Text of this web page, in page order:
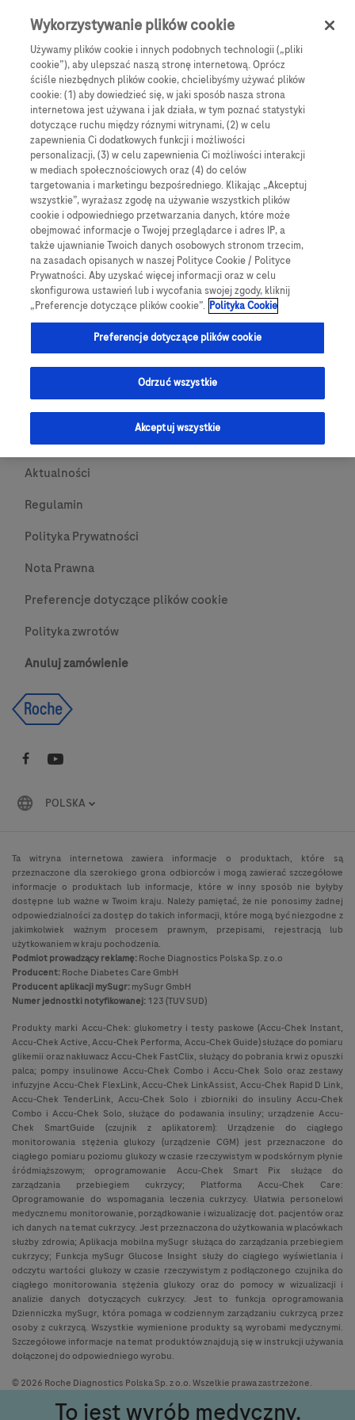
Skip to main content Menu
Products Articles
We are sorry, but no results were found for:
Globalne Strony Internetowe
Global Roche
Platforma Accu-Chek Care
Global Roche Diabetologia
Wszystkie lokalizacje
Skontaktuj się z nami
O nas
Aktualności
Regulamin
Polityka Prywatności
Nota Prawna
Preferencje dotyczące plików cookie
Polityka zwrotów
Anuluj zamówienie
POLSKA
Ta witryna internetowa zawiera informacje o produktach, które są
przeznaczone dla szerokiego grona odbiorców i mogą zawierać szczegółowe
informacje o produktach lub informacje, które w inny sposób nie byłyby
dostępne lub ważne w Twoim kraju. Należy pamiętać, że nie ponosimy żadnej
odpowiedzialności za dostęp do takich informacji, które mogą być niezgodne z
jakimkolwiek ważnym procesem prawnym, przepisami, rejestracją lub
użytkowaniem w kraju pochodzenia.
Podmiot prowadzący reklamę:Roche Diagnostics Polska Sp. z o.o
Producent:Roche Diabetes Care GmbH
Producent aplikacji mySugr:mySugr GmbH
Numer jednostki notyfikowanej:123 (TUV SUD)
Produkty marki Accu-Chek: glukometry i testy paskowe (Accu-Chek Instant,
Accu-Chek Active, Accu-Chek Performa, Accu-Chek Guide) służące do pomiaru
glikemii oraz nakłuwacz Accu-Chek FastClix, służący do pobrania krwi z opuszki
palca; pompy insulinowe Accu-Chek Combo i Accu-Chek Solo oraz zestawy
infuzyjne Accu-Chek FlexLink, Accu-Chek LinkAssist, Accu-Chek Rapid D Link,
Accu-Chek TenderLink, Accu-Chek Solo i zbiorniki do insuliny Accu-Chek
Combo i Accu-Chek Solo, służące do podawania insuliny; urządzenie Accu-
Chek SmartGuide (czujnik z aplikatorem): Urządzenie do ciągłego
monitorowania stężenia glukozy (urządzenie CGM) jest przeznaczone do
ciągłego pomiaru poziomu glukozy w czasie rzeczywistym w podskórnym płynie
śródmiąższowym; oprogramowanie Accu-Chek Smart Pix służące do
zarządzania przebiegiem cukrzycy; Platforma Accu-Chek Care:
Oprogramowanie do wspomagania leczenia cukrzycy. Ułatwia personelowi
medycznemu monitorowanie, porządkowanie i wizualizację dot. pacjentów oraz
ich danych na temat cukrzycy. Jest przeznaczona do użytkowania w placówkach
służby zdrowia; Aplikacja mobilna mySugr służąca do zarządzania przebiegiem
cukrzycy; Funkcja mySugr Glucose Insight służy do ciągłego wyświetlania i
odczytu wartości glukozy w czasie rzeczywistym z podłączonego czujnika do
ciągłego monitorowania stężenia glukozy oraz do pomocy w wizualizacji i
analizie danych dotyczących cukrzycy. Jest to funkcja oprogramowania
Dzienniczka mySugr, która pomaga w codziennym zarządzaniu cukrzycą przez
osoby z cukrzycą. Wszystkie wymienione produkty są wyrobami medycznymi.
Szczegółowe informacje na temat produktów znajdują się w instrukcji używania
dołączonej do odpowiedniego wyrobu.
© 2026 Roche Diagnostics Polska Sp. z o.o. Wszelkie prawa zastrzeżone.
To jest wyrób medyczny.
Wykorzystywanie plików cookie
Używamy plików cookie i innych podobnych technologii („pliki
cookie”), aby ulepszać naszą stronę internetową. Oprócz
ściśle niezbędnych plików cookie, chcielibyśmy używać plików
cookie: (1) aby dowiedzieć się, w jaki sposób nasza strona
internetowa jest używana i jak działa, w tym poznać statystyki
dotyczące ruchu między róznymi witrynami, (2) w celu
zapewnienia Ci dodatkowych funkcji i możliwości
personalizacji, (3) w celu zapewnienia Ci możliwości interakcji
w mediach społecznościowych oraz (4) do celów
targetowania i marketingu bezpośredniego. Klikając „Akceptuj
wszystkie”, wyrażasz zgodę na używanie wszystkich plików
cookie i odpowiedniego przetwarzania danych, które może
obejmować informacje o Twojej przeglądarce i adres IP, a
także ujawnianie Twoich danych osobowych stronom trzecim,
na zasadach opisanych w naszej Polityce Cookie / Polityce
Prywatności. Aby uzyskać więcej informacji oraz w celu
skonfigurowa ustawień lub i wycofania swojej zgody, kliknij
„Preferencje dotyczące plików cookie”. Polityka Cookie
Preferencje dotyczące plików cookie
Odrzuć wszystkie
Akceptuj wszystkie